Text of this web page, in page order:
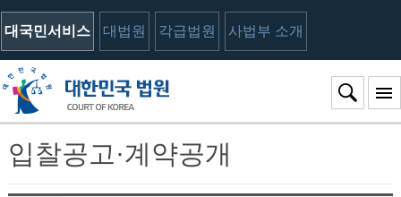
대국민서비스 대법원 각급법원 사법부 소개
입찰공고·계약공개